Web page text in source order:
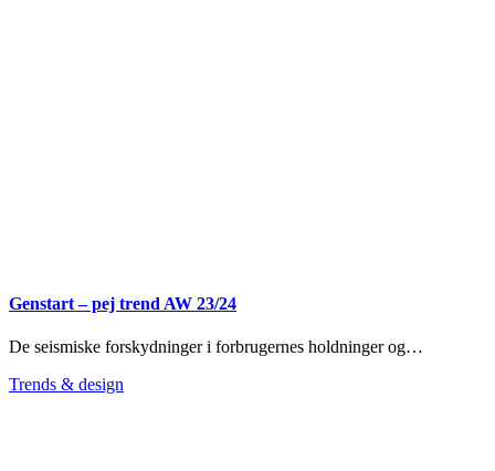
Genstart – pej trend AW 23/24
De seismiske forskydninger i forbrugernes holdninger og…
Trends & design